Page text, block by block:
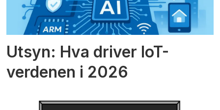
Utsyn: Hva driver IoT-
verdenen i 2026